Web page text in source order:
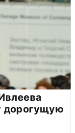
дорогущую